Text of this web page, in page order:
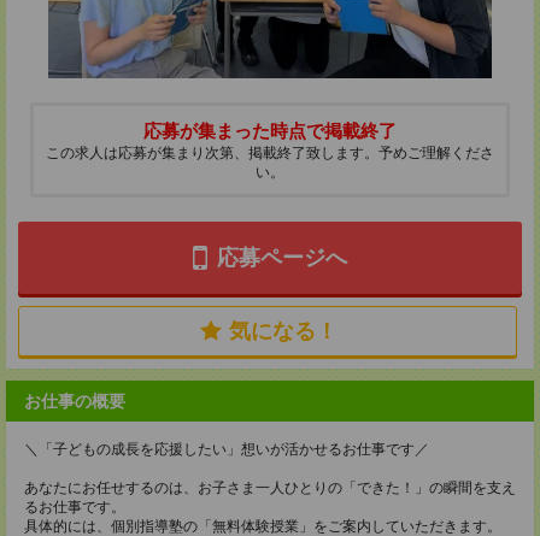
応募が集まった時点で掲載終了
この求人は応募が集まり次第、掲載終了致します。予めご理解くださ
い。
応募ページへ
気になる！
お仕事の概要
＼「子どもの成長を応援したい」想いが活かせるお仕事です／
あなたにお任せするのは、お子さま一人ひとりの「できた！」の瞬間を支え
るお仕事です。
具体的には、個別指導塾の「無料体験授業」をご案内していただきます。